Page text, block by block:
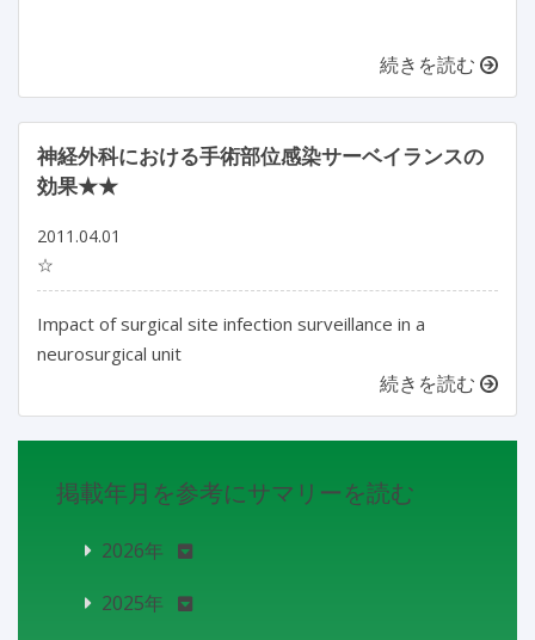
続きを読む
神経外科における手術部位感染サーベイランスの
効果★★
2011.04.01
☆
Impact of surgical site infection surveillance in a
neurosurgical unit
続きを読む
掲載年月を参考にサマリーを読む
2026年
2025年